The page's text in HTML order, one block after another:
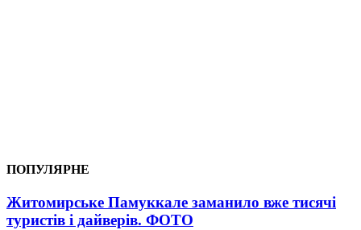
ПОПУЛЯРНЕ
Житомирське Памуккале заманило вже тисячі
туристів і дайверів. ФОТО